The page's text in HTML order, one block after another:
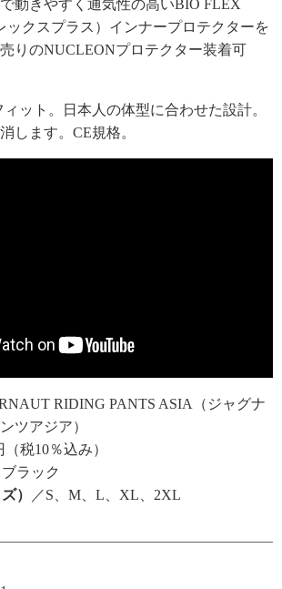
動きやすく通気性の高いBIO FLEX
ックスプラス）インナープロテクターを
りのNUCLEONプロテクター装着可
ット。日本人の体型に合わせた設計。
します。CE規格。
RIDING PANTS ASIA（ジャグナ
ツアジア）
（税10％込み）
ブラック
）
／S、M、L、XL、2XL